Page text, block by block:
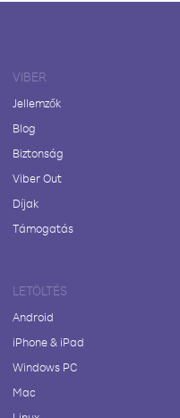
VIBER
Jellemzők
Blog
Biztonság
Viber Out
Díjak
Támogatás
LETÖLTÉS
Android
iPhone & iPad
Windows PC
Mac